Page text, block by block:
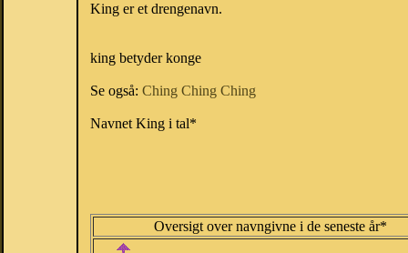
King er et drengenavn.
king betyder konge
Se også: Ching Ching Ching
Navnet King i tal*
Oversigt over navngivne i de seneste år*